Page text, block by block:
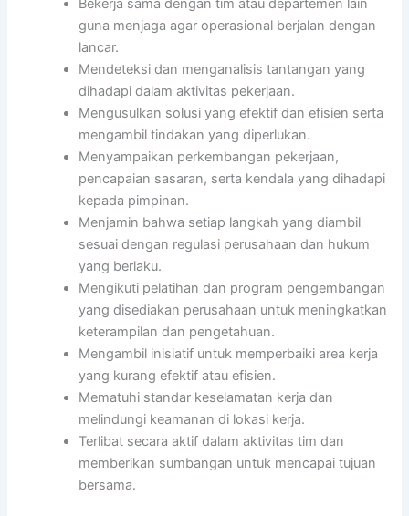
Bekerja sama dengan tim atau departemen lain
guna menjaga agar operasional berjalan dengan
lancar.
Mendeteksi dan menganalisis tantangan yang
dihadapi dalam aktivitas pekerjaan.
Mengusulkan solusi yang efektif dan efisien serta
mengambil tindakan yang diperlukan.
Menyampaikan perkembangan pekerjaan,
pencapaian sasaran, serta kendala yang dihadapi
kepada pimpinan.
Menjamin bahwa setiap langkah yang diambil
sesuai dengan regulasi perusahaan dan hukum
yang berlaku.
Mengikuti pelatihan dan program pengembangan
yang disediakan perusahaan untuk meningkatkan
keterampilan dan pengetahuan.
Mengambil inisiatif untuk memperbaiki area kerja
yang kurang efektif atau efisien.
Mematuhi standar keselamatan kerja dan
melindungi keamanan di lokasi kerja.
Terlibat secara aktif dalam aktivitas tim dan
memberikan sumbangan untuk mencapai tujuan
bersama.